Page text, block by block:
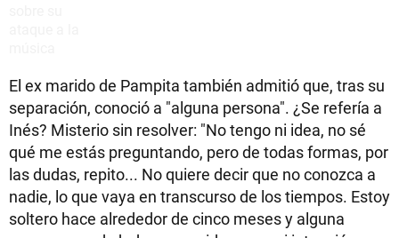
El ex marido de Pampita también admitió que, tras su
separación, conoció a "alguna persona". ¿Se refería a
Inés? Misterio sin resolver: "No tengo ni idea, no sé
qué me estás preguntando, pero de todas formas, por
las dudas, repito... No quiere decir que no conozca a
nadie, lo que vaya en transcurso de los tiempos. Estoy
soltero hace alrededor de cinco meses y alguna